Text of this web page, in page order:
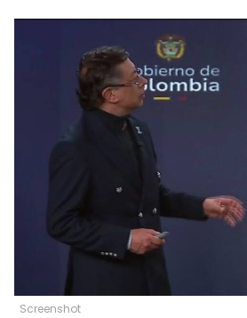
Screenshot